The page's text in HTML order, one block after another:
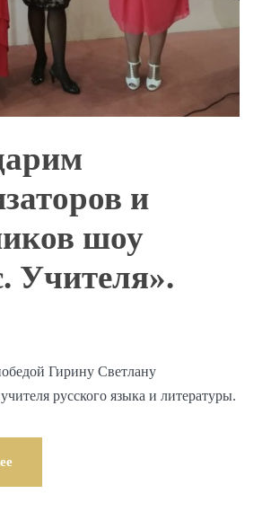
и
шоу
Учителя».
Гирину Светлану
русского языка и литературы.